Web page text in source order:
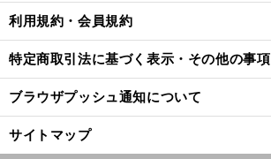
利用規約・会員規約
特定商取引法に基づく表示・その他の事項
ブラウザプッシュ通知について
サイトマップ